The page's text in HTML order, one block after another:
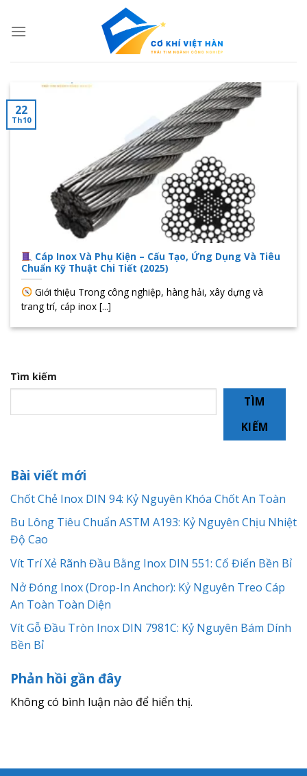
Cáp Inox Và Phụ Kiện – Cấu Tạo, Ứng Dụng Và Tiêu
Chuẩn Kỹ Thuật Chi Tiết (2025)
Giới thiệu Trong công nghiệp, hàng hải, xây dựng và
trang trí, cáp inox [...]
22
Th10
Tìm kiếm
TÌM
KIẾM
Bài viết mới
Chốt Chẻ Inox DIN 94: Kỷ Nguyên Khóa Chốt An Toàn
Bu Lông Tiêu Chuẩn ASTM A193: Kỷ Nguyên Chịu Nhiệt
Độ Cao
Vít Trí Xẻ Rãnh Đầu Bằng Inox DIN 551: Cổ Điển Bền Bỉ
Nở Đóng Inox (Drop-In Anchor): Kỷ Nguyên Treo Cáp
An Toàn Toàn Diện
Vít Gỗ Đầu Tròn Inox DIN 7981C: Kỷ Nguyên Bám Dính
Bền Bỉ
Phản hồi gần đây
Không có bình luận nào để hiển thị.